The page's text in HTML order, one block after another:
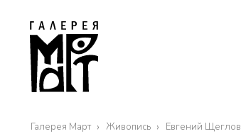
Галерея Март Живопись Евгений Щеглов